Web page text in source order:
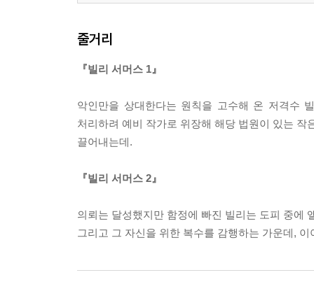
줄거리
『빌리 서머스 1』
악인만을 상대한다는 원칙을 고수해 온 저격수
처리하려 예비 작가로 위장해 해당 법원이 있는
끌어내는데.
『빌리 서머스 2』
의뢰는 달성했지만 함정에 빠진 빌리는 도피 중에
그리고 그 자신을 위한 복수를 감행하는 가운데,